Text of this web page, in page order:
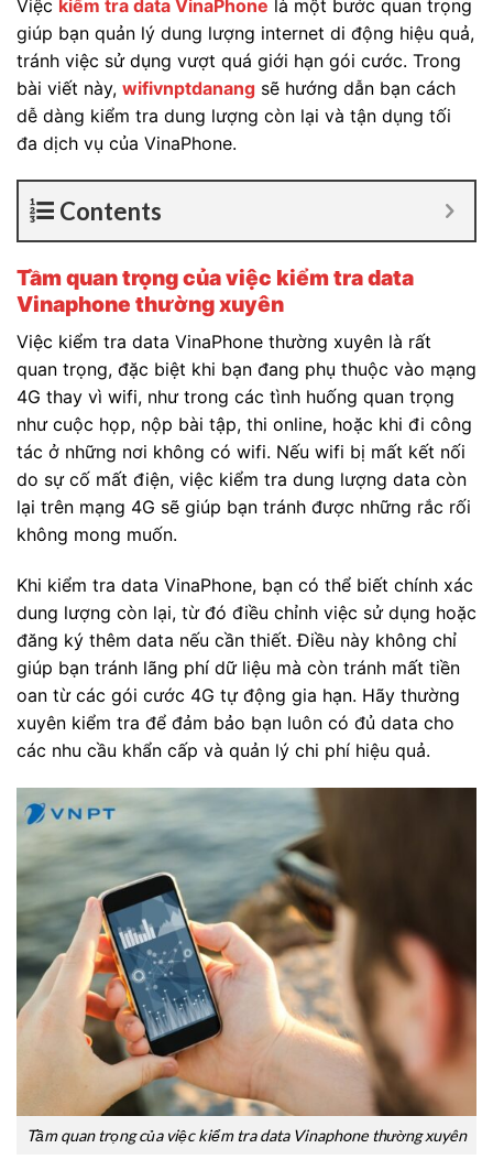
Việc kiểm tra data VinaPhone là một bước quan trọng
giúp bạn quản lý dung lượng internet di động hiệu quả,
tránh việc sử dụng vượt quá giới hạn gói cước. Trong
bài viết này, wifivnptdanang sẽ hướng dẫn bạn cách
dễ dàng kiểm tra dung lượng còn lại và tận dụng tối
đa dịch vụ của VinaPhone.
Contents
Tầm quan trọng của việc kiểm tra data
Vinaphone thường xuyên
Việc kiểm tra data VinaPhone thường xuyên là rất
quan trọng, đặc biệt khi bạn đang phụ thuộc vào mạng
4G thay vì wifi, như trong các tình huống quan trọng
như cuộc họp, nộp bài tập, thi online, hoặc khi đi công
tác ở những nơi không có wifi. Nếu wifi bị mất kết nối
do sự cố mất điện, việc kiểm tra dung lượng data còn
lại trên mạng 4G sẽ giúp bạn tránh được những rắc rối
không mong muốn.
Khi kiểm tra data VinaPhone, bạn có thể biết chính xác
dung lượng còn lại, từ đó điều chỉnh việc sử dụng hoặc
đăng ký thêm data nếu cần thiết. Điều này không chỉ
giúp bạn tránh lãng phí dữ liệu mà còn tránh mất tiền
oan từ các gói cước 4G tự động gia hạn. Hãy thường
xuyên kiểm tra để đảm bảo bạn luôn có đủ data cho
các nhu cầu khẩn cấp và quản lý chi phí hiệu quả.
Tầm quan trọng của việc kiểm tra data Vinaphone thường xuyên